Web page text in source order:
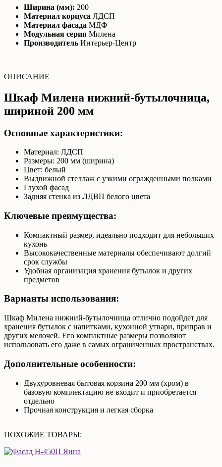
Ширина (мм): 200
Материал корпуса ЛДСП
Материал фасада МДФ
Модульная серия Милена
Производитель Интерьер-Центр
ОПИСАНИЕ
Шкаф Милена нижний-бутылочница,
шириной 200 мм
Основные характеристики:
Материал: ЛДСП
Размеры: 200 мм (ширина)
Цвет: белый
Выдвижной стеллаж с узкими огражденными полками
Глухой фасад
Задняя стенка из ЛДВП белого цвета
Ключевые преимущества:
Компактный размер, идеально подходит для небольших
кухонь
Высококачественные материалы обеспечивают долгий
срок службы
Удобная организация хранения бутылок и других
предметов
Варианты использования:
Шкаф Милена нижний-бутылочница отлично подойдет для
хранения бутылок с напитками, кухонной утвари, приправ и
других мелочей. Его компактные размеры позволяют
использовать его даже в самых ограниченных пространствах.
Дополнительные особенности:
Двухуровневая бытовая корзина 200 мм (хром) в
базовую комплектацию не входит и приобретается
отдельно
Прочная конструкция и легкая сборка
ПОХОЖИЕ ТОВАРЫ: